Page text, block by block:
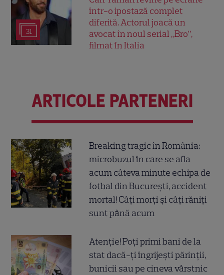
31
într-o ipostază complet
diferită. Actorul joacă un
avocat în noul serial „Bro”,
filmat în Italia
ARTICOLE PARTENERI
Breaking tragic în România:
microbuzul în care se afla
acum câteva minute echipa de
fotbal din București, accident
mortal! Câți morți și câți răniți
sunt până acum
Atenție! Poți primi bani de la
stat dacă-ți îngrijești părinții,
bunicii sau pe cineva vârstnic